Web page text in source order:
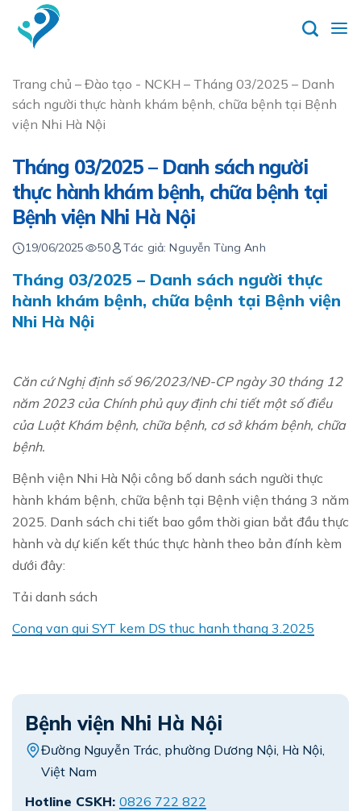
content
Trang chủ – Đào tạo - NCKH – Tháng 03/2025 – Danh
sách người thực hành khám bệnh, chữa bệnh tại Bệnh
viện Nhi Hà Nội
Tháng 03/2025 – Danh sách người
thực hành khám bệnh, chữa bệnh tại
Bệnh viện Nhi Hà Nội
Tác giả: Nguyễn Tùng Anh
19/06/2025 50
Tháng 03/2025 – Danh sách người thực
hành khám bệnh, chữa bệnh tại Bệnh viện
Nhi Hà Nội
Căn cứ Nghị định số 96/2023/NĐ-CP ngày 30 tháng 12
năm 2023 của Chính phủ quy định chi tiết một số điều
của Luật Khám bệnh, chữa bệnh, cơ sở khám bệnh, chữa
bệnh.
Bệnh viện Nhi Hà Nội công bố danh sách người thực
hành khám bệnh, chữa bệnh tại Bệnh viện tháng 3 năm
2025. Danh sách chi tiết bao gồm thời gian bắt đầu thực
hành và dự kiến kết thúc thực hành theo bản đính kèm
dưới đây:
Tải danh sách
Cong van gui SYT kem DS thuc hanh thang 3.2025
Bệnh viện Nhi Hà Nội
Đường Nguyễn Trác, phường Dương Nội, Hà Nội,
Việt Nam
Hotline CSKH: 0826 722 822